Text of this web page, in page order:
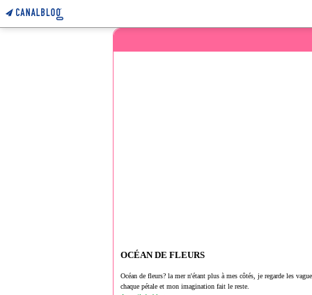
OCÉAN DE FLEURS
Océan de fleurs? la mer n'étant plus à mes côtés, je regarde les
chaque pétale et mon imagination fait le reste.